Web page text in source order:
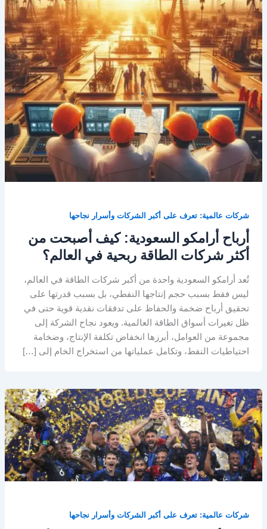
شركات عالمية: تعرف على أكبر الشركات وأسرار نجاحها
أرباح أرامكو السعودية: كيف أصبحت من
أكثر شركات الطاقة ربحية في العالم؟
تُعد أرامكو السعودية واحدة من أكبر شركات الطاقة في العالم،
ليس فقط بسبب حجم إنتاجها النفطي، بل بسبب قدرتها على
تحقيق أرباح ضخمة والحفاظ على تدفقات نقدية قوية حتى في
ظل تغيرات أسواق الطاقة العالمية. ويعود نجاح الشركة إلى
مجموعة من العوامل، أبرزها انخفاض تكلفة الإنتاج، وضخامة
احتياطيات النفط، وتكامل عملياتها من استخراج الخام إلى […]
شركات عالمية: تعرف على أكبر الشركات وأسرار نجاحها